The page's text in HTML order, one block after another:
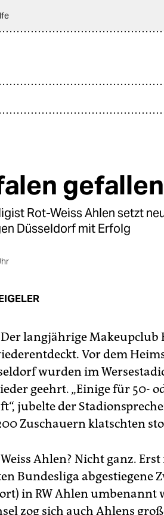
gefallen
Rot-Weiss Ahlen setzt
Düsseldorf mit Erfolg
Der langjährige Makeupclub
Vor dem
wurden im
geehrt. „Einige für 50-
jubelte der
Zuschauern klatschten
Ahlen? Nicht ganz.
Bundesliga abgestiegene
in RW Ahlen umbenannt
zog sich auch Ahlens